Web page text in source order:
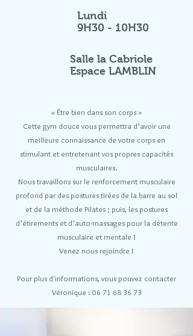
Lundi
9H30 - 10H30
Salle la Cabriole
Espace LAMBLIN
« Être bien dans son corps »
Cette gym douce vous permettra d’avoir une
meilleure connaissance de votre corps en
stimulant et entretenant vos propres capacités
musculaires.
Nous travaillons sur le renforcement musculaire
profond par des postures tirées de la barre au sol
et de la méthode Pilates ; puis, les postures
d’étirements et d’auto-massages pour la détente
musculaire et mentale !
Venez nous rejoindre !
Pour plus d'informations, vous pouvez contacter
Véronique : 06 71 68 36 73